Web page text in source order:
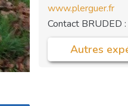
www.plerguer.fr
Contact BRUDED :
Autres